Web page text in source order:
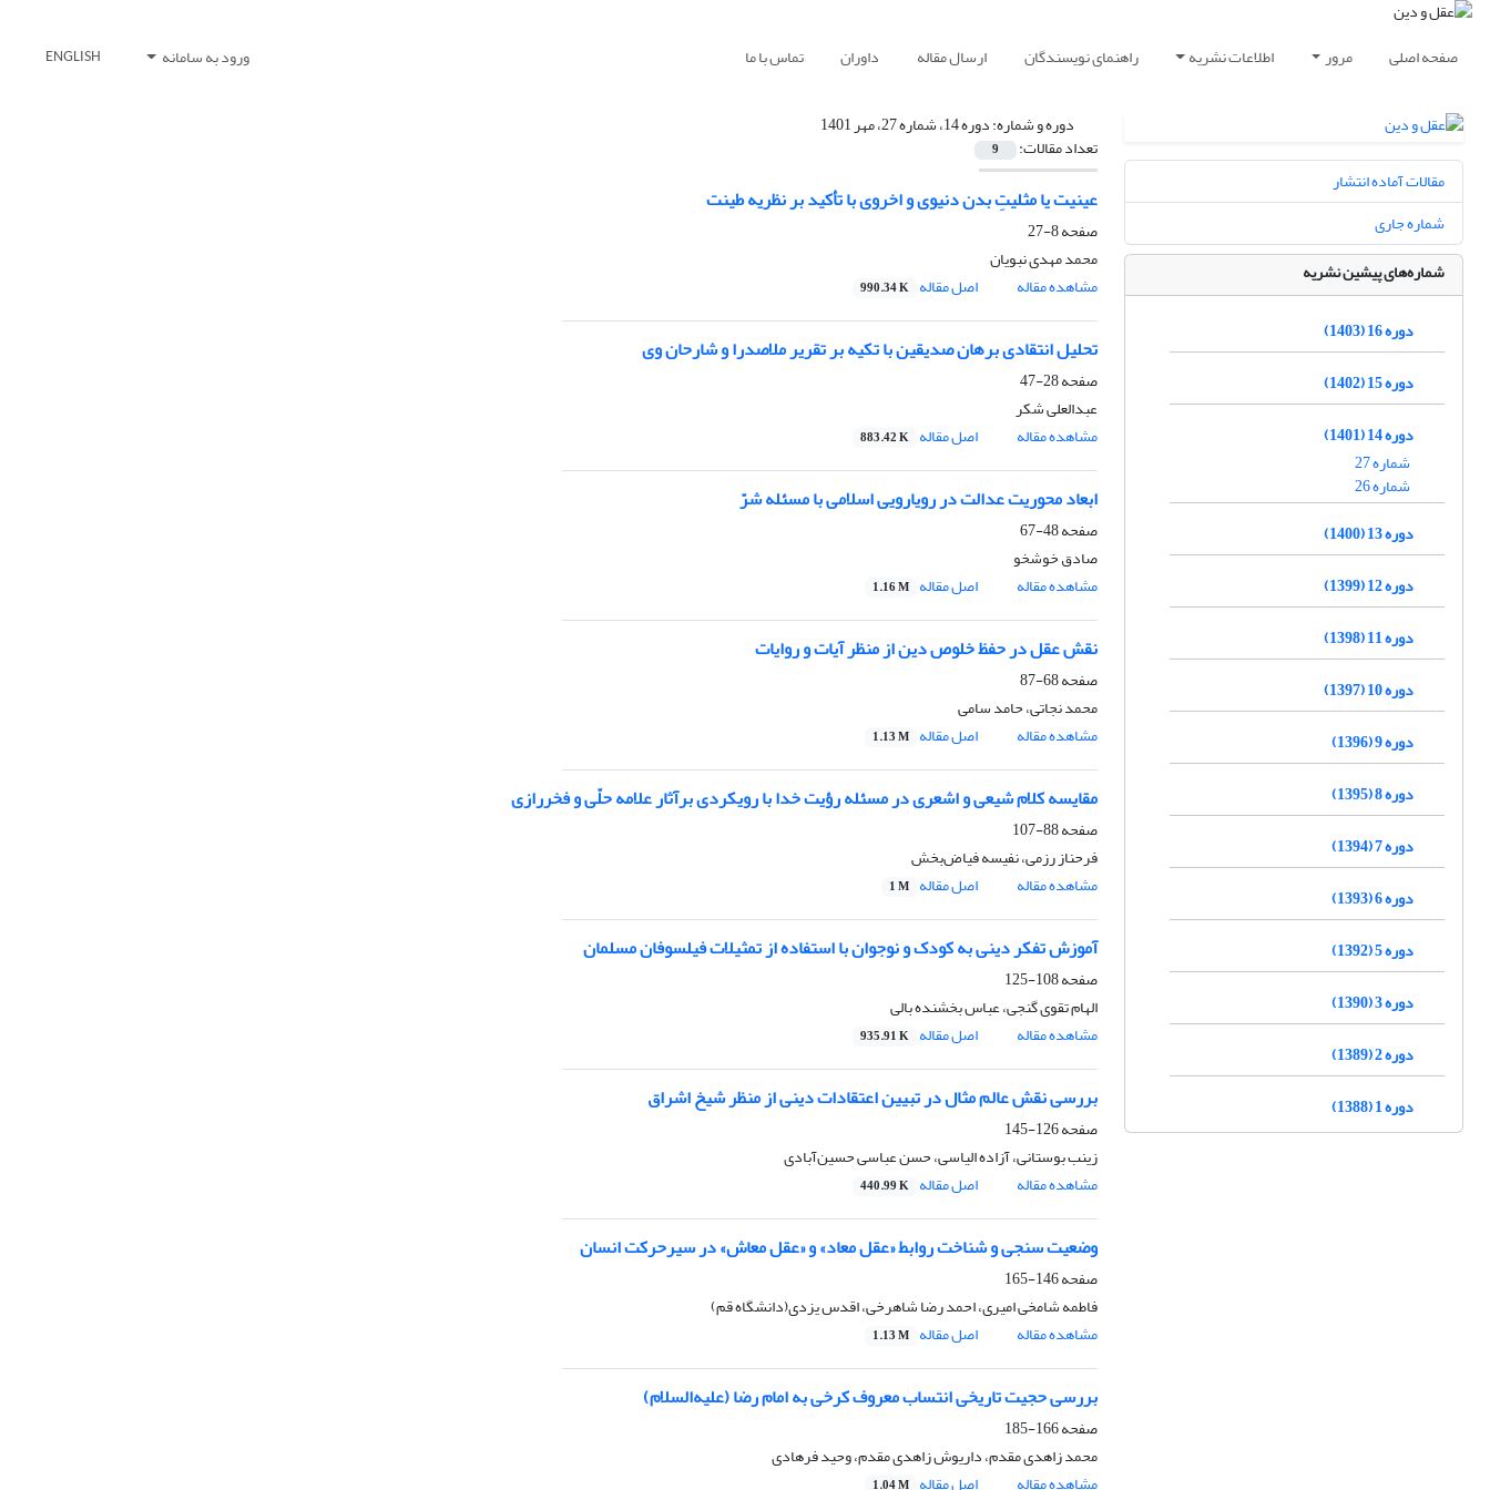
صفحه اصلی مرور اطلاعات نشریه راهنمای نویسندگان ارسال مقاله داوران تماس با ما ورود به سامانه ENGLISH
دوره و شماره:دوره 14، شماره 27، مهر 1401
تعداد مقالات: 9
عینیت یا مثلیتِ بدن دنیوی و اخروی با تأکید بر نظریه طینت
صفحه8-27
محمد مهدی نبویان
مشاهده مقاله
اصل مقاله 990.34 K
تحلیل انتقادی برهان صدیقین با تکیه بر تقریر ملاصدرا و شارحان وی
صفحه28-47
عبدالعلی شکر
مشاهده مقاله
اصل مقاله 883.42 K
ابعاد محوریت عدالت در رویارویی اسلامی با مسئله شرّ
صفحه48-67
صادق خوشخو
مشاهده مقاله
اصل مقاله 1.16 M
نقش عقل در حفظ خلوص دین از منظر آیات و روایات
صفحه68-87
محمد نجاتی، حامد سامی
مشاهده مقاله
اصل مقاله 1.13 M
مقایسه کلام شیعی و اشعری در مسئله رؤیت خدا با رویکردی برآثار علامه حلّی و فخررازی
صفحه88-107
فرحناز رزمی، نفیسه فیاض‌بخش
مشاهده مقاله
اصل مقاله 1 M
آموزش تفکر دینی به کودک و نوجوان با استفاده از تمثیلات فیلسوفان مسلمان
صفحه108-125
الهام تقوی گنجی، عباس بخشنده بالی
مشاهده مقاله
اصل مقاله 935.91 K
بررسی نقش عالم مثال در تبیین اعتقادات دینی از منظر شیخ اشراق
صفحه126-145
زینب بوستانی، آزاده الیاسی، حسن عباسی حسین‌آبادی
مشاهده مقاله
اصل مقاله 440.99 K
وضعیت سنجی و شناخت روابط «عقل معاد» و «عقل معاش» در سیرحرکت انسان
صفحه146-165
فاطمه شامخی امیری، احمد رضا شاهرخی، اقدس یزدی(دانشگاه قم)
مشاهده مقاله
اصل مقاله 1.13 M
بررسی حجیت تاریخی انتساب معروف کرخی به امام رضا (علیه‌السلام)
صفحه166-185
محمد زاهدی مقدم، داریوش زاهدی مقدم، وحید فرهادی
مقالات آماده انتشار
شماره جاری
شماره‌های پیشین نشریه
دوره 16 (1403)
دوره 15 (1402)
دوره 14 (1401)
شماره 27
شماره 26
دوره 13 (1400)
دوره 12 (1399)
دوره 11 (1398)
دوره 10 (1397)
دوره 9 (1396)
دوره 8 (1395)
دوره 7 (1394)
دوره 6 (1393)
دوره 5 (1392)
دوره 3 (1390)
دوره 2 (1389)
دوره 1 (1388)